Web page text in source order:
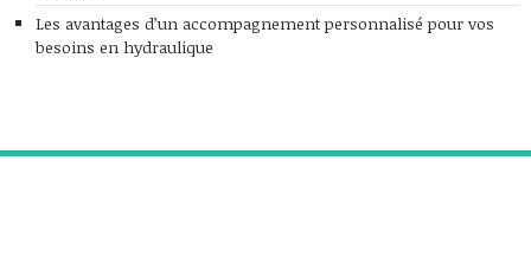
Les avantages d’un accompagnement personnalisé pour vos
besoins en hydraulique